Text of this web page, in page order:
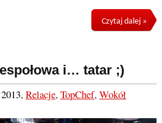
Czytaj dalej »
i… tatar ;)
,Relacje,TopChef,Wokół